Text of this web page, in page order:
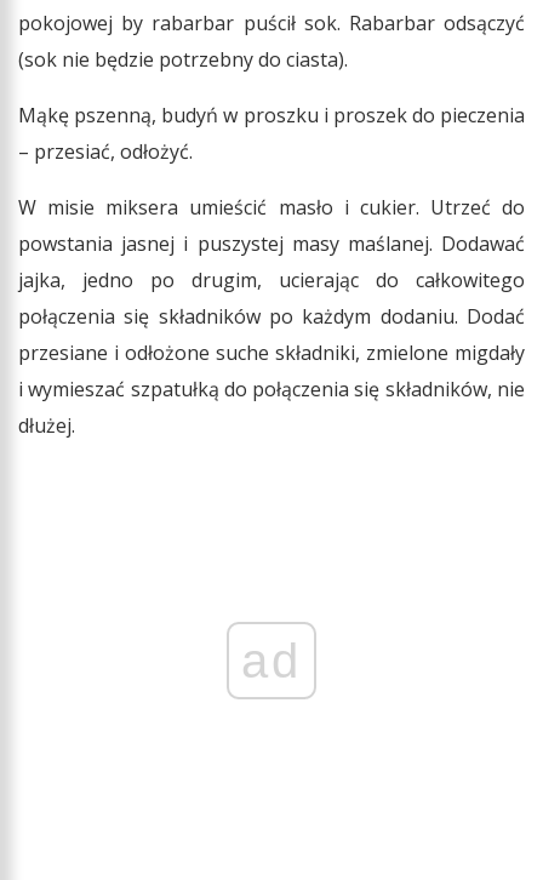
pokojowej by rabarbar puścił sok. Rabarbar odsączyć
(sok nie będzie potrzebny do ciasta).
Mąkę pszenną, budyń w proszku i proszek do pieczenia
– przesiać, odłożyć.
W misie miksera umieścić masło i cukier. Utrzeć do
powstania jasnej i puszystej masy maślanej. Dodawać
jajka, jedno po drugim, ucierając do całkowitego
połączenia się składników po każdym dodaniu. Dodać
przesiane i odłożone suche składniki, zmielone migdały
i wymieszać szpatułką do połączenia się składników, nie
dłużej.
ad